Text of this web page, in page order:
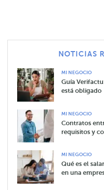
NOTICIAS
MI NEGOCIO
Guía
está obligado
MI NEGOCIO
Contratos
requisitos y
MI NEGOCIO
Qué es el
en una